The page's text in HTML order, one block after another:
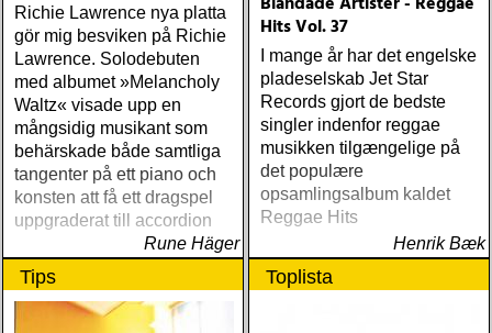
Richie Lawrence nya platta
gör mig besviken på Richie
Lawrence. Solodebuten
med albumet »Melancholy
Waltz« visade upp en
mångsidig musikant som
behärskade både samtliga
tangenter på ett piano och
konsten att få ett dragspel
uppgraderat till accordion
Rune Häger
Hits Vol. 37
I mange år har det engelske
pladeselskab Jet Star
Records gjort de bedste
singler indenfor reggae
musikken tilgængelige på
det populære
opsamlingsalbum kaldet
Reggae Hits
Henrik Bæk
Tips Toplista